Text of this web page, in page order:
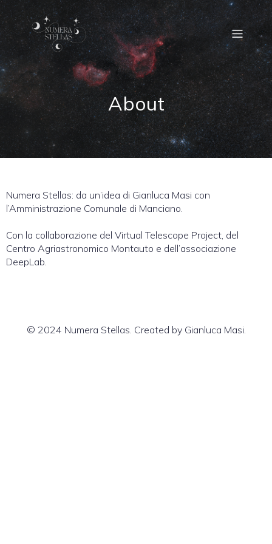
About
Numera Stellas: da un’idea di Gianluca Masi con
l’Amministrazione Comunale di Manciano.
Con la collaborazione del Virtual Telescope Project, del
Centro Agriastronomico Montauto e dell’associazione
DeepLab.
© 2024 Numera Stellas. Created by Gianluca Masi.